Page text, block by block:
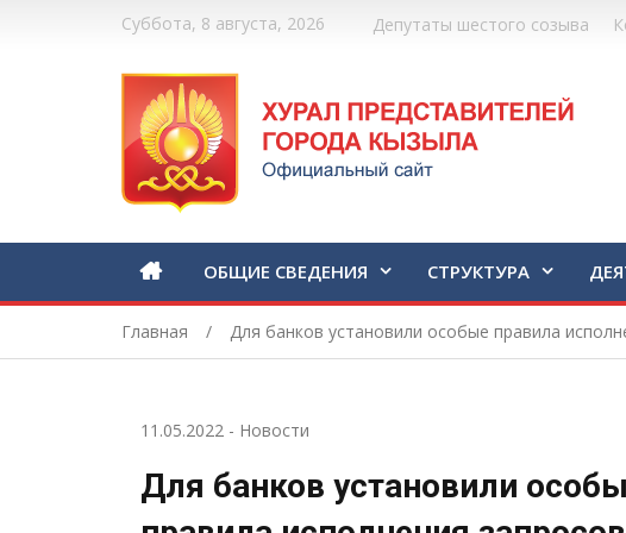
Суббота, 8 августа, 2026 Депутаты шестого созыва
ОБЩИЕ СВЕДЕНИЯ СТРУКТУРА
Главная Для банков установили особые правила
11.05.2022- Новости
Для банков установили